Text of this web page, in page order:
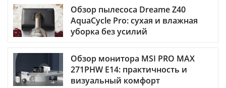
Обзор пылесоса Dreame Z40
AquaCycle Pro: сухая и влажная
уборка без усилий
Обзор монитора MSI PRO MAX
271PHW E14: практичность и
визуальный комфорт